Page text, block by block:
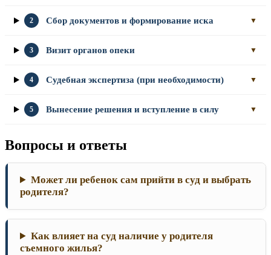
2 Сбор документов и формирование иска ▼
3 Визит органов опеки ▼
4 Судебная экспертиза (при необходимости) ▼
5 Вынесение решения и вступление в силу ▼
Вопросы и ответы
Может ли ребенок сам прийти в суд и выбрать
родителя?
Как влияет на суд наличие у родителя
съемного жилья?